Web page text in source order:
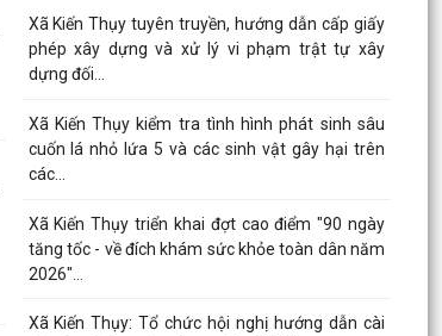
Xã Kiến Thụy tuyên truyền, hướng dẫn cấp giấy
phép xây dựng và xử lý vi phạm trật tự xây
dựng đối...
Xã Kiến Thụy kiểm tra tình hình phát sinh sâu
cuốn lá nhỏ lứa 5 và các sinh vật gây hại trên
các...
Xã Kiến Thụy triển khai đợt cao điểm "90 ngày
tăng tốc - về đích khám sức khỏe toàn dân năm
2026"...
Xã Kiến Thụy: Tổ chức hội nghị hướng dẫn cài